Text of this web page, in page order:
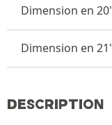
Dimension en
Dimension en
DESCRIPTION